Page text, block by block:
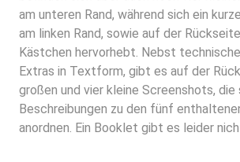
am unteren Rand, während sich ein
am linken Rand, sowie auf der
Kästchen hervorhebt. Nebst
Extras in Textform, gibt es auf der
großen und vier kleine Screenshots, die
Beschreibungen zu den fünf
anordnen. Ein Booklet gibt es leider